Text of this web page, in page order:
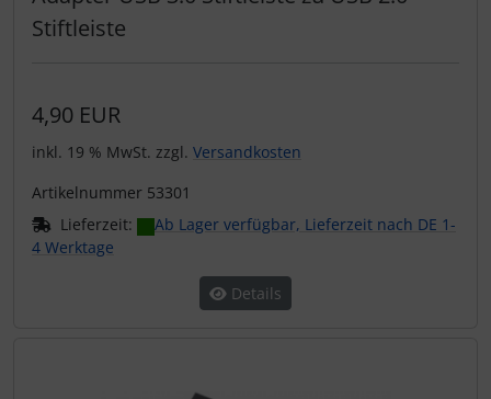
Stiftleiste
4,90 EUR
inkl. 19 % MwSt. zzgl. Versandkosten
Artikelnummer 53301
Lieferzeit:
Ab Lager verfügbar, Lieferzeit nach DE 1-
4 Werktage
Details